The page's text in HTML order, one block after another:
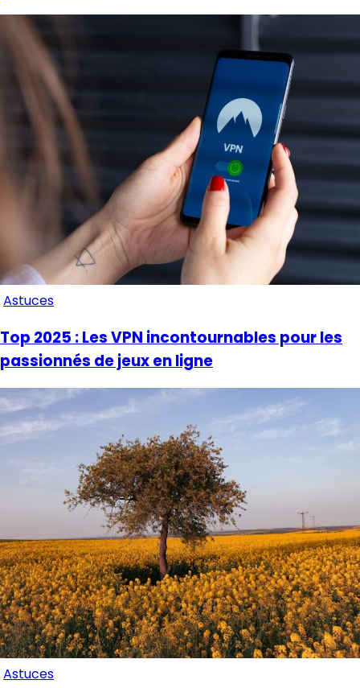
Astuces
Top 2025 : Les VPN incontournables pour les
passionnés de jeux en ligne
Astuces